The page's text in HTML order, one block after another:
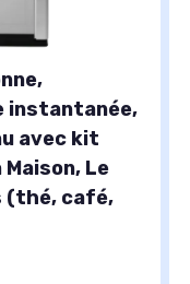
instantanée,
avec kit
Le
(thé, café,